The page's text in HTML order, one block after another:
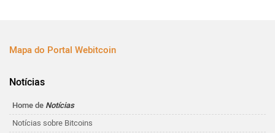
Mapa do Portal Webitcoin
Notícias
Home de Notícias
Notícias sobre Bitcoins